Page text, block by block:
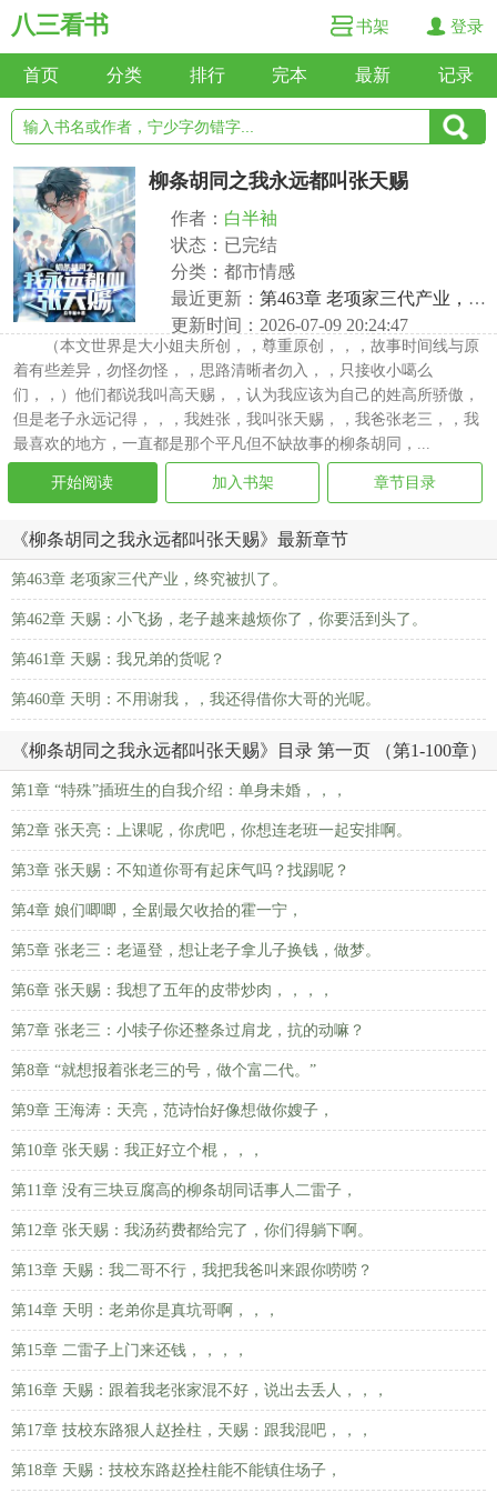
八三看书 书架 登录
首页 分类 排行 完本 最新 记录
柳条胡同之我永远都叫张天赐
作者： 白半袖
状态：已完结
分类：都市情感
最近更新： 第463章 老项家三代产业，终究被扒了。
更新时间：2026-07-09 20:24:47
（本文世界是大小姐夫所创，，尊重原创，，，故事时间线与原
着有些差异，勿怪勿怪，，思路清晰者勿入，，只接收小噶么
们，，）他们都说我叫高天赐，，认为我应该为自己的姓高所骄傲，
但是老子永远记得，，，我姓张，我叫张天赐，，我爸张老三，，我
最喜欢的地方，一直都是那个平凡但不缺故事的柳条胡同，...
开始阅读 加入书架 章节目录
《柳条胡同之我永远都叫张天赐》最新章节
第463章 老项家三代产业，终究被扒了。
第462章 天赐：小飞扬，老子越来越烦你了，你要活到头了。
第461章 天赐：我兄弟的货呢？
第460章 天明：不用谢我，，我还得借你大哥的光呢。
《柳条胡同之我永远都叫张天赐》目录 第一页 （第1-100章）
第1章 “特殊”插班生的自我介绍：单身未婚，，，
第2章 张天亮：上课呢，你虎吧，你想连老班一起安排啊。
第3章 张天赐：不知道你哥有起床气吗？找踢呢？
第4章 娘们唧唧，全剧最欠收拾的霍一宁，
第5章 张老三：老逼登，想让老子拿儿子换钱，做梦。
第6章 张天赐：我想了五年的皮带炒肉，，，，
第7章 张老三：小犊子你还整条过肩龙，抗的动嘛？
第8章 “就想报着张老三的号，做个富二代。”
第9章 王海涛：天亮，范诗怡好像想做你嫂子，
第10章 张天赐：我正好立个棍，，，
第11章 没有三块豆腐高的柳条胡同话事人二雷子，
第12章 张天赐：我汤药费都给完了，你们得躺下啊。
第13章 天赐：我二哥不行，我把我爸叫来跟你唠唠？
第14章 天明：老弟你是真坑哥啊，，，
第15章 二雷子上门来还钱，，，，
第16章 天赐：跟着我老张家混不好，说出去丢人，，，
第17章 技校东路狠人赵拴柱，天赐：跟我混吧，，，
第18章 天赐：技校东路赵拴柱能不能镇住场子，